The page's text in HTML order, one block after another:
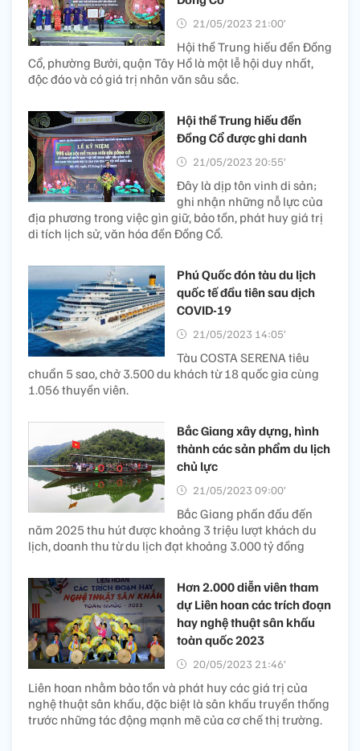
21/05/2023 21:00’
Hội thề Trung hiếu đền Đồng
Cổ, phường Bưởi, quận Tây Hồ là một lễ hội duy nhất,
độc đáo và có giá trị nhân văn sâu sắc.
Hội thề Trung hiếu đền
Đồng Cổ được ghi danh
21/05/2023 20:55’
Đây là dịp tôn vinh di sản;
ghi nhận những nỗ lực của
địa phương trong việc gìn giữ, bảo tồn, phát huy giá trị
di tích lịch sử, văn hóa đền Đồng Cổ.
Phú Quốc đón tàu du lịch
quốc tế đầu tiên sau dịch
COVID-19
21/05/2023 14:05’
Tàu COSTA SERENA tiêu
chuẩn 5 sao, chở 3.500 du khách từ 18 quốc gia cùng
1.056 thuyền viên.
Bắc Giang xây dựng, hình
thành các sản phẩm du lịch
chủ lực
21/05/2023 09:00’
Bắc Giang phấn đấu đến
năm 2025 thu hút được khoảng 3 triệu lượt khách du
lịch, doanh thu từ du lịch đạt khoảng 3.000 tỷ đồng
Hơn 2.000 diễn viên tham
dự Liên hoan các trích đoạn
hay nghệ thuật sân khấu
toàn quốc 2023
20/05/2023 21:46’
Liên hoan nhằm bảo tồn và phát huy các giá trị của
nghệ thuật sân khấu, đặc biệt là sân khấu truyền thống
trước những tác động mạnh mẽ của cơ chế thị trường.